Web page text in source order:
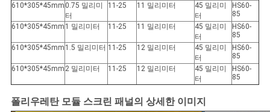
610*305*45mm 0.75 밀리미
터
11-25 11 밀리미터
45 밀리미
터
HS60-
85
610*305*45mm 1 밀리미터 11-25 11 밀리미터
45 밀리미
터
HS60-
85
610*305*45mm 1.5 밀리미터 11-25 12 밀리미터
45 밀리미
터
HS60-
85
610*305*45mm 2 밀리미터 11-25 12 밀리미터
45 밀리미
터
HS60-
85
폴리우레탄 모듈 스크린 패널의 상세한 이미지